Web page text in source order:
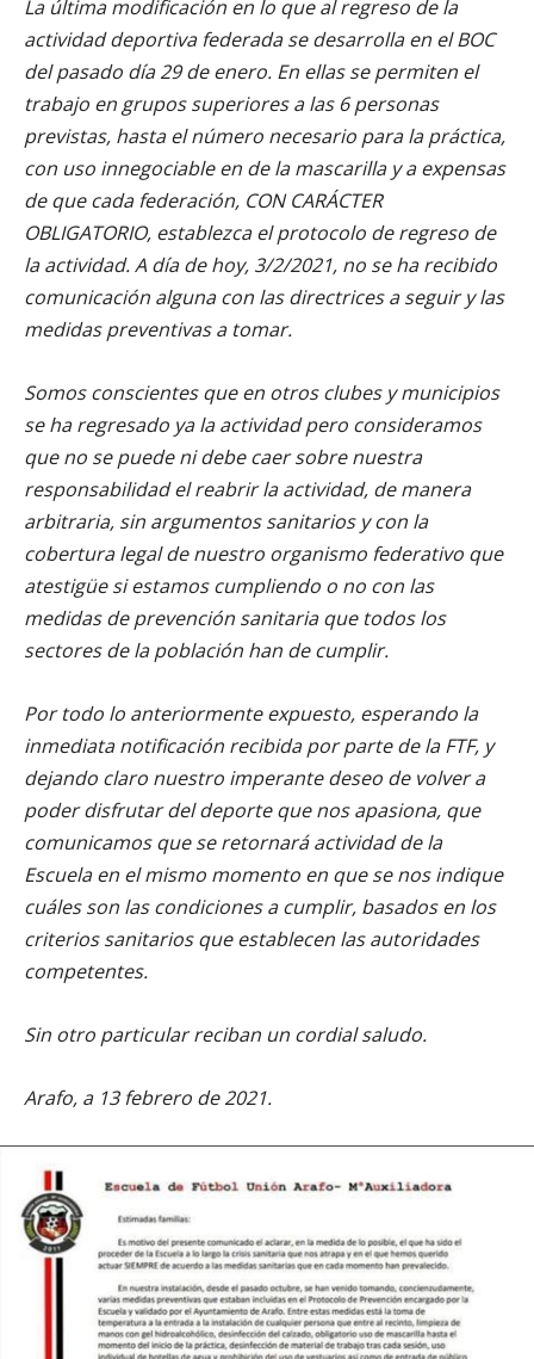
La última modificación en lo que al regreso de la
actividad deportiva federada se desarrolla en el BOC
del pasado día 29 de enero. En ellas se permiten el
trabajo en grupos superiores a las 6 personas
previstas, hasta el número necesario para la práctica,
con uso innegociable en de la mascarilla y a expensas
de que cada federación, CON CARÁCTER
OBLIGATORIO, establezca el protocolo de regreso de
la actividad. A día de hoy, 3/2/2021, no se ha recibido
comunicación alguna con las directrices a seguir y las
medidas preventivas a tomar.
Somos conscientes que en otros clubes y municipios
se ha regresado ya la actividad pero consideramos
que no se puede ni debe caer sobre nuestra
responsabilidad el reabrir la actividad, de manera
arbitraria, sin argumentos sanitarios y con la
cobertura legal de nuestro organismo federativo que
atestigüe si estamos cumpliendo o no con las
medidas de prevención sanitaria que todos los
sectores de la población han de cumplir.
Por todo lo anteriormente expuesto, esperando la
inmediata notificación recibida por parte de la FTF, y
dejando claro nuestro imperante deseo de volver a
poder disfrutar del deporte que nos apasiona, que
comunicamos que se retornará actividad de la
Escuela en el mismo momento en que se nos indique
cuáles son las condiciones a cumplir, basados en los
criterios sanitarios que establecen las autoridades
competentes.
Sin otro particular reciban un cordial saludo.
Arafo, a 13 febrero de 2021.